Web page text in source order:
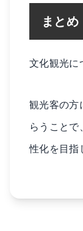
まとめ
文化観光に
観光客の方
らうこと
性化を目指